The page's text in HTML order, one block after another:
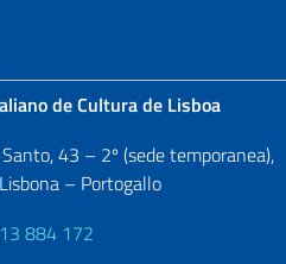
de rodapé
de Cultura de Lisboa
43 – 2º (sede temporanea),
– Portogallo
884 172